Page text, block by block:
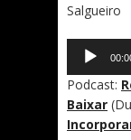
Salgueiro
Tocador
áudio
Podcast:
Baixar